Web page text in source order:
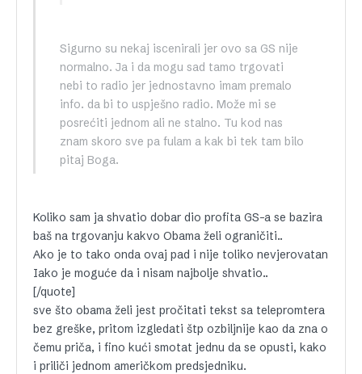
Sigurno su nekaj iscenirali jer ovo sa GS nije
normalno. Ja i da mogu sad tamo trgovati
nebi to radio jer jednostavno imam premalo
info. da bi to uspješno radio. Može mi se
posrećiti jednom ali ne stalno. Tu kod nas
znam skoro sve pa fulam a kak bi tek tam bilo
pitaj Boga.
Koliko sam ja shvatio dobar dio profita GS-a se bazira
baš na trgovanju kakvo Obama želi ograničiti..
Ako je to tako onda ovaj pad i nije toliko nevjerovatan
Iako je moguće da i nisam najbolje shvatio..
[/quote]
sve što obama želi jest pročitati tekst sa telepromtera
bez greške, pritom izgledati štp ozbiljnije kao da zna o
čemu priča, i fino kući smotat jednu da se opusti, kako
i priliči jednom američkom predsjedniku.